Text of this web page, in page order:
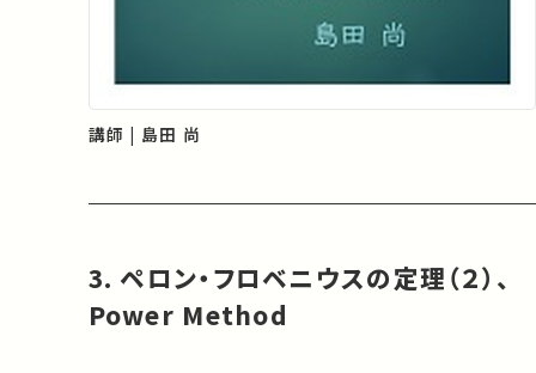
講師 | 島田 尚
3. ペロン・フロベニウスの定理（２）、
Power Method